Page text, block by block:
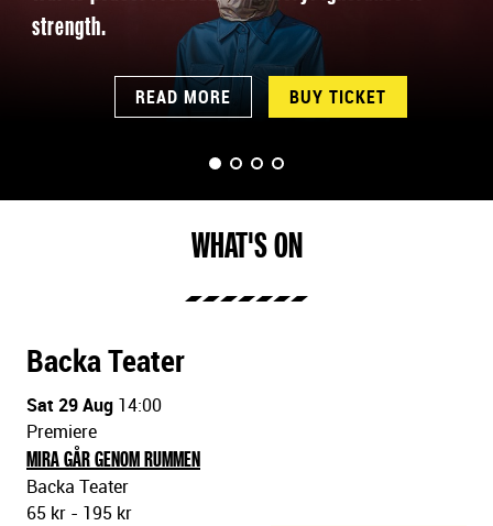
strength.
READ MORE BUY TICKET
SLIDE 1(CURRENT)
SLIDE 2
SLIDE 3
SLIDE 4
WHAT'S ON
Backa Teater
Sat 29 Aug 14:00
Premiere
MIRA GÅR GENOM RUMMEN
Backa Teater
65 kr - 195 kr